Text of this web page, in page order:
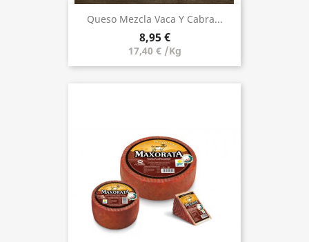
Queso Mezcla Vaca Y Cabra...
8,95 €
17,40 € /Kg